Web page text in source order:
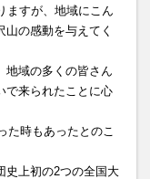
ますが、地域にこん
の感動を与えてく
地域の多くの皆さん
で来られたことに心
た時もあったとのこ
史上初の2つの全国大